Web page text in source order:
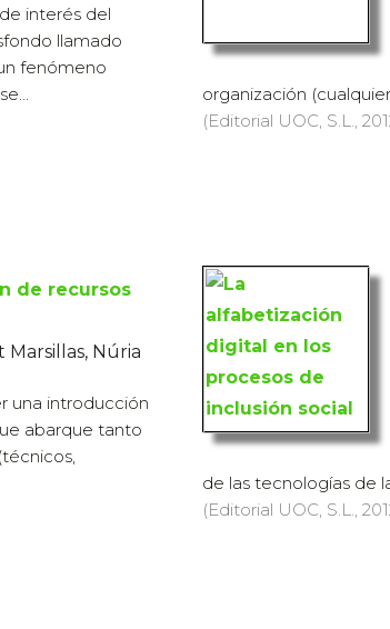
interés del
llamado
fenómeno
organización
(Editorial UOC, S.L.,
de recursos
Marsillas, Núria
una introducción
abarque tanto
de las tecnologías de
(Editorial UOC, S.L.,